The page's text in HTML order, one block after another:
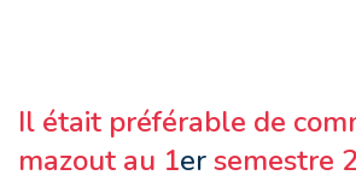
Il était préférable de
mazout au 1ersemestre